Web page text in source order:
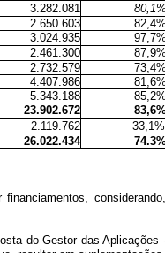
3.282.081
80,1%
2.650.603
82,4%
3.024.935
97,7%
2.461.300
87,9%
2.732.579
73,4%
4.407.986
81,6%
5.343.188
85,2%
23.902.672
2.119.762
33,1%.
26.022.434
do Gestor das